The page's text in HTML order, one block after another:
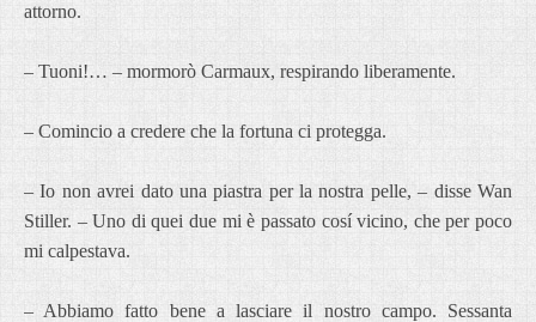
attorno.
– Tuoni!… – mormorò Carmaux, respirando liberamente.
– Comincio a credere che la fortuna ci protegga.
– Io non avrei dato una piastra per la nostra pelle, – disse Wan
Stiller. – Uno di quei due mi è passato cosí vicino, che per poco
mi calpestava.
– Abbiamo fatto bene a lasciare il nostro campo. Sessanta